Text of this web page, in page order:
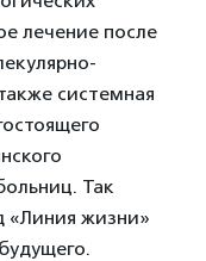
лечение после
системная
Так
«Линия жизни»